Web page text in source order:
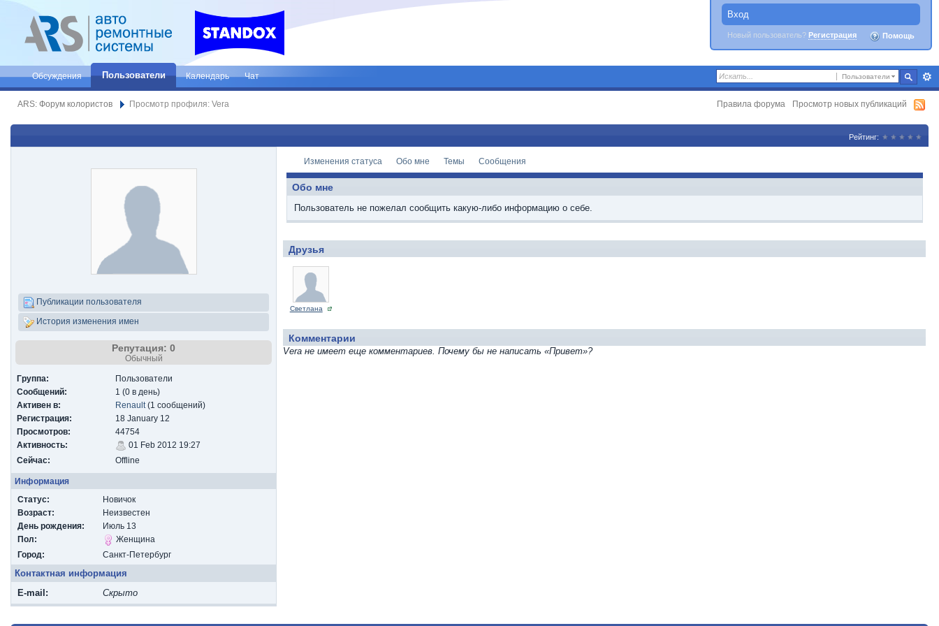
Вход
Новый пользователь? Регистрация Помощь
Пользователи
Обсуждения Пользователи Календарь Чат
ARS: Форум колористов Просмотр профиля: Vera Правила форума Просмотр новых публикаций
Рейтинг:
Публикации пользователя
История изменения имен
Репутация: 0
Обычный
Группа:
Пользователи
Сообщений:
1 (0 в день)
Активен в:
Renault (1 сообщений)
Регистрация:
18 January 12
Просмотров:
44754
Активность:
01 Feb 2012 19:27
Сейчас:
Offline
Информация
Статус:
Новичок
Возраст:
Неизвестен
День рождения:
Июль 13
Пол:
Женщина
Город:
Санкт-Петербург
Контактная информация
E-mail:
Скрыто
Изменения статуса Обо мне Темы Сообщения
Обо мне
Пользователь не пожелал сообщить какую-либо информацию о себе.
Друзья
Светлана
Комментарии
Vera не имеет еще комментариев. Почему бы не написать «Привет»?